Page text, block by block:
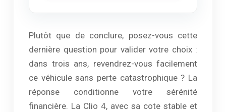
Plutôt que de conclure, posez-vous cette
dernière question pour valider votre choix :
dans trois ans, revendrez-vous facilement
ce véhicule sans perte catastrophique ? La
réponse conditionne votre sérénité
financière. La Clio 4, avec sa cote stable et